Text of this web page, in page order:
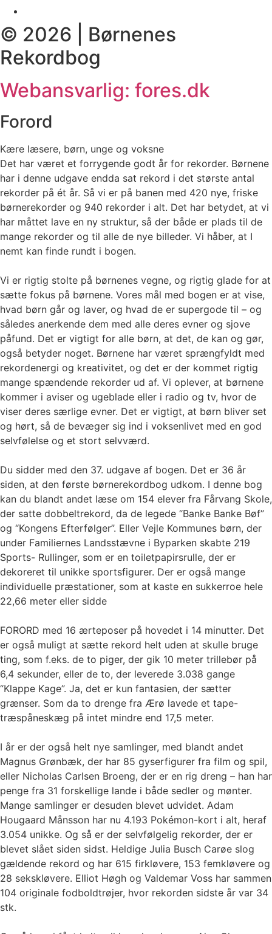
© 2026 | Børnenes
Rekordbog
Webansvarlig: fores.dk
Forord
Kære læsere, børn, unge og voksne
Det har været et forrygende godt år for rekorder. Børnene
har i denne udgave endda sat rekord i det største antal
rekorder på ét år. Så vi er på banen med 420 nye, friske
børnerekorder og 940 rekorder i alt. Det har betydet, at vi
har måttet lave en ny struktur, så der både er plads til de
mange rekorder og til alle de nye billeder. Vi håber, at I
nemt kan finde rundt i bogen.
Vi er rigtig stolte på børnenes vegne, og rigtig glade for at
sætte fokus på børnene. Vores mål med bogen er at vise,
hvad børn går og laver, og hvad de er supergode til – og
således anerkende dem med alle deres evner og sjove
påfund. Det er vigtigt for alle børn, at det, de kan og gør,
også betyder noget. Børnene har været sprængfyldt med
rekordenergi og kreativitet, og det er der kommet rigtig
mange spændende rekorder ud af. Vi oplever, at børnene
kommer i aviser og ugeblade eller i radio og tv, hvor de
viser deres særlige evner. Det er vigtigt, at børn bliver set
og hørt, så de bevæger sig ind i voksenlivet med en god
selvfølelse og et stort selvværd.
Du sidder med den 37. udgave af bogen. Det er 36 år
siden, at den første børnerekordbog udkom. I denne bog
kan du blandt andet læse om 154 elever fra Fårvang Skole,
der satte dobbeltrekord, da de legede “Banke Banke Bøf”
og “Kongens Efterfølger”. Eller Vejle Kommunes børn, der
under Familiernes Landsstævne i Byparken skabte 219
Sports- Rullinger, som er en toiletpapirsrulle, der er
dekoreret til unikke sportsfigurer. Der er også mange
individuelle præstationer, som at kaste en sukkerroe hele
22,66 meter eller sidde
FORORD med 16 ærteposer på hovedet i 14 minutter. Det
er også muligt at sætte rekord helt uden at skulle bruge
ting, som f.eks. de to piger, der gik 10 meter trillebør på
6,4 sekunder, eller de to, der leverede 3.038 gange
“Klappe Kage”. Ja, det er kun fantasien, der sætter
grænser. Som da to drenge fra Ærø lavede et tape-
træspåneskæg på intet mindre end 17,5 meter.
I år er der også helt nye samlinger, med blandt andet
Magnus Grønbæk, der har 85 gyserfigurer fra film og spil,
eller Nicholas Carlsen Broeng, der er en rig dreng – han har
penge fra 31 forskellige lande i både sedler og mønter.
Mange samlinger er desuden blevet udvidet. Adam
Hougaard Månsson har nu 4.193 Pokémon-kort i alt, heraf
3.054 unikke. Og så er der selvfølgelig rekorder, der er
blevet slået siden sidst. Heldige Julia Busch Carøe slog
gældende rekord og har 615 firkløvere, 153 femkløvere og
28 sekskløvere. Elliot Høgh og Valdemar Voss har sammen
104 originale fodboldtrøjer, hvor rekorden sidste år var 34
stk.